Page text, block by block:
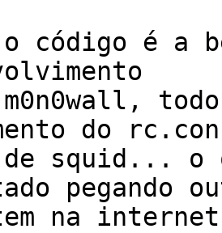
o código é a
do
de squid...
pegando
na